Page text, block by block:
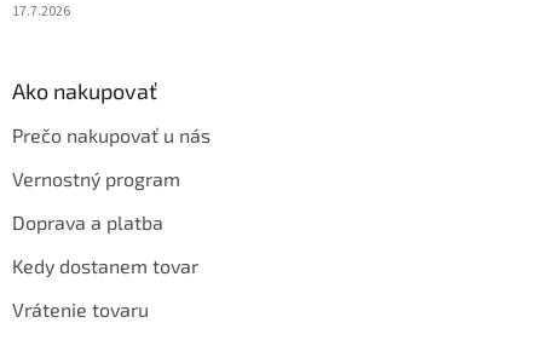
17.7.2026
Ako nakupovať
Prečo nakupovať u nás
Vernostný program
Doprava a platba
Kedy dostanem tovar
Vrátenie tovaru